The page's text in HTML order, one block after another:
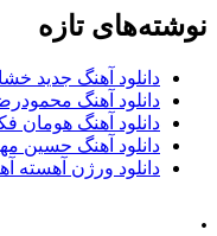
نوشته‌های تازه
دانلود آهنگ جدید
دانلود آهنگ
دانلود آهنگ هومان
دانلود آهنگ حسین
دانلود ورژن آهسته
.